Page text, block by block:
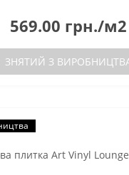
569.00 грн./м2
ЗНЯТИЙ З